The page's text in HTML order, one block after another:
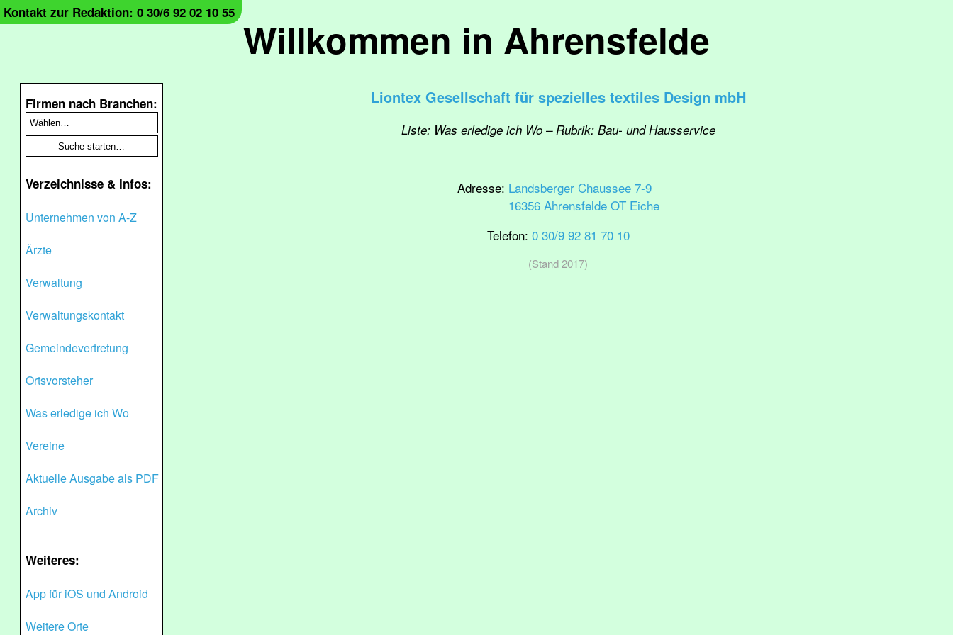
Willkommen in Ahrensfelde
Kontakt zur Redaktion: 0 30/6 92 02 10 55
Firmen nach Branchen:
Verzeichnisse & Infos:
Unternehmen von A-Z
Ärzte
Verwaltung
Verwaltungskontakt
Gemeindevertretung
Ortsvorsteher
Was erledige ich Wo
Vereine
Aktuelle Ausgabe als PDF
Archiv
Weiteres:
App für iOS und Android
Weitere Orte
Liontex Gesellschaft für spezielles textiles Design mbH
Liste: Was erledige ich Wo – Rubrik: Bau- und Hausservice
Adresse: Landsberger Chaussee 7-9
16356 Ahrensfelde OT Eiche
Telefon: 0 30/9 92 81 70 10
(Stand 2017)